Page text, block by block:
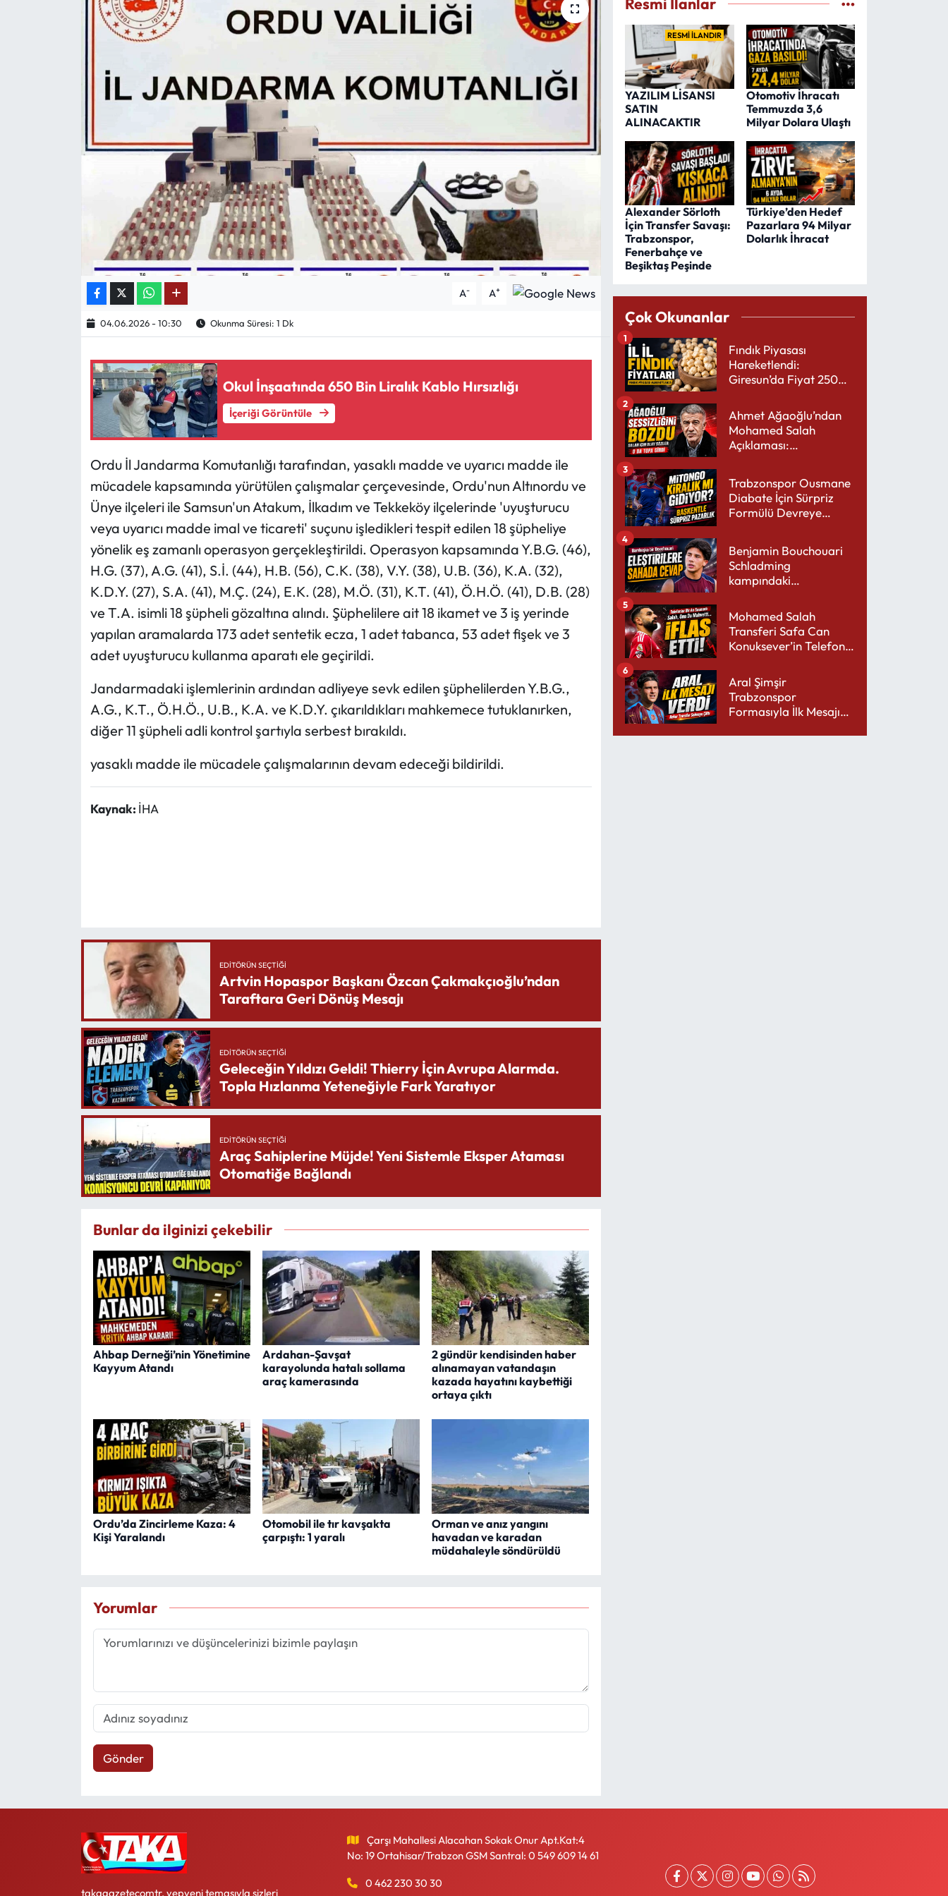
A- A+
04.06.2026 - 10:30 Okunma Süresi: 1 Dk
Okul İnşaatında 650 Bin Liralık Kablo Hırsızlığı
İçeriği Görüntüle
Ordu İl Jandarma Komutanlığı tarafından, yasaklı madde ve uyarıcı madde ile
mücadele kapsamında yürütülen çalışmalar çerçevesinde, Ordu'nun Altınordu ve
Ünye ilçeleri ile Samsun'un Atakum, İlkadım ve Tekkeköy ilçelerinde 'uyuşturucu
veya uyarıcı madde imal ve ticareti' suçunu işledikleri tespit edilen 18 şüpheliye
yönelik eş zamanlı operasyon gerçekleştirildi. Operasyon kapsamında Y.B.G. (46),
H.G. (37), A.G. (41), S.İ. (44), H.B. (56), C.K. (38), V.Y. (38), U.B. (36), K.A. (32),
K.D.Y. (27), S.A. (41), M.Ç. (24), E.K. (28), M.Ö. (31), K.T. (41), Ö.H.Ö. (41), D.B. (28)
ve T.A. isimli 18 şüpheli gözaltına alındı. Şüphelilere ait 18 ikamet ve 3 iş yerinde
yapılan aramalarda 173 adet sentetik ecza, 1 adet tabanca, 53 adet fişek ve 3
adet uyuşturucu kullanma aparatı ele geçirildi.
Jandarmadaki işlemlerinin ardından adliyeye sevk edilen şüphelilerden Y.B.G.,
A.G., K.T., Ö.H.Ö., U.B., K.A. ve K.D.Y. çıkarıldıkları mahkemece tutuklanırken,
diğer 11 şüpheli adli kontrol şartıyla serbest bırakıldı.
yasaklı madde ile mücadele çalışmalarının devam edeceği bildirildi.
Kaynak: İHA
EDITÖRÜN SEÇTIĞI
Artvin Hopaspor Başkanı Özcan Çakmakçıoğlu’ndan
Taraftara Geri Dönüş Mesajı
EDITÖRÜN SEÇTIĞI
Geleceğin Yıldızı Geldi! Thierry İçin Avrupa Alarmda.
Topla Hızlanma Yeteneğiyle Fark Yaratıyor
EDITÖRÜN SEÇTIĞI
Araç Sahiplerine Müjde! Yeni Sistemle Eksper Ataması
Otomatiğe Bağlandı
Bunlar da ilginizi çekebilir
Ahbap Derneği’nin Yönetimine
Kayyum Atandı
Ardahan-Şavşat
karayolunda hatalı sollama
araç kamerasında
2 gündür kendisinden haber
alınamayan vatandaşın
kazada hayatını kaybettiği
ortaya çıktı
Ordu’da Zincirleme Kaza: 4
Kişi Yaralandı
Otomobil ile tır kavşakta
çarpıştı: 1 yaralı
Orman ve anız yangını
havadan ve karadan
müdahaleyle söndürüldü
Yorumlar
Gönder
Resmi İlanlar
RESMİ İLANDIR
YAZILIM LİSANSI
SATIN
ALINACAKTIR
Otomotiv İhracatı
Temmuzda 3,6
Milyar Dolara Ulaştı
Alexander Sörloth
İçin Transfer Savaşı:
Trabzonspor,
Fenerbahçe ve
Beşiktaş Peşinde
Türkiye’den Hedef
Pazarlara 94 Milyar
Dolarlık İhracat
Çok Okunanlar
Fındık Piyasası
Hareketlendi:
Giresun’da Fiyat 250
1
Ahmet Ağaoğlu’ndan
Mohamed Salah
Açıklaması:
Yakışır
2
Trabzonspor Ousmane
Diabate İçin Sürpriz
Formülü Devreye
3
Benjamin Bouchouari
Schladming
kampındaki
4
Mohamed Salah
Transferi Safa Can
Konuksever’in Telefon
5
Aral Şimşir
Trabzonspor
Formasıyla İlk Mesajını
6
takagazetecomtr, yepyeni temasıyla sizleri
Çarşı Mahallesi Alacahan Sokak Onur Apt.Kat:4
No: 19 Ortahisar/Trabzon GSM Santral: 0 549 609 14 61
0 462 230 30 30
Mektup Galeri
Röportaj
Köşe Yazıları
Spor Yazıları